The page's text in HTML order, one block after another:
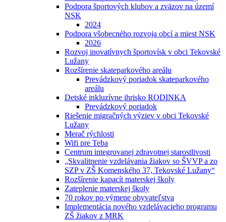
Podpora športových klubov a zväzov na území
NSK
2024
Podpora všobecného rozvoja obcí a miest NSK
2026
Rozvoj inovatívnych športovísk v obci Tekovské
Lužany
Rozšírenie skateparkového areálu
Prevádzkový poriadok skateparkového
areálu
Detské inkluzívne ihrisko RODINKA
Prevádzkový poriadok
Riešenie migračných výziev v obci Tekovské
Lužany
Merač rýchlosti
Wifi pre Teba
Centrum integrovanej zdravotnej starostlivosti
„Skvalitnenie vzdelávania žiakov so ŠVVP a zo
SZP v ZŠ Komenského 37, Tekovské Lužany“
Rozšírenie kapacít materskej školy
Zateplenie materskej školy
70 rokov po výmene obyvateľstva
Implementácia nového vzdelávacieho programu
ZŠ žiakov z MRK